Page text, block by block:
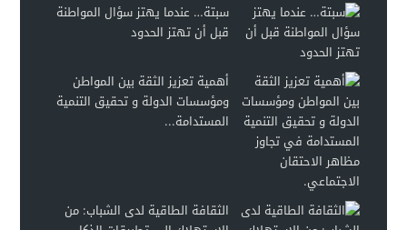
سبتة… عندما يهتز سؤال المواطنة
قبل أن تهتز الحدود
أهمية تعزيز الثقة بين المواطن
ومؤسسات الدولة و تحقيق التنمية
المستدامة...
الثقافة الطاقية لدى الشباب: من